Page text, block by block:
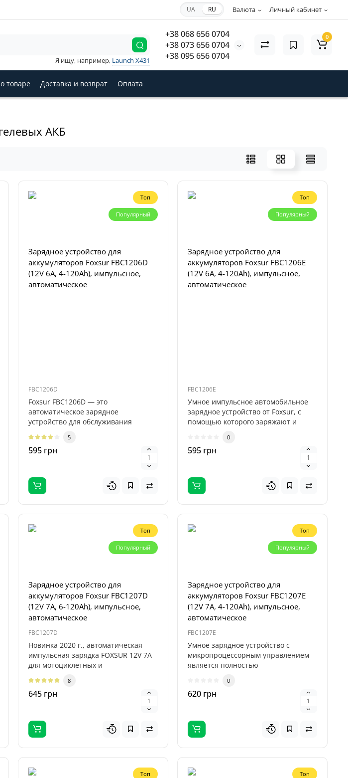
Личный кабинет
Валюта
UA RU
+38 068 656 0704
+38 073 656 0704
+38 095 656 0704
Я ищу, например, Launch X431
0
товаре Доставка и возврат Оплата
АКБ
Топ
Популярный
Зарядное устройство для
аккумуляторов Foxsur FBC1206D
(12V 6A, 4-120Ah), импульсное,
автоматическое
FBC1206D
Foxsur FBC1206D — это
автоматическое зарядное
устройство для обслуживания
5
595 грн
Топ
Популярный
Зарядное устройство для
аккумуляторов Foxsur FBC1206E
(12V 6A, 4-120Ah), импульсное,
автоматическое
FBC1206E
Умное импульсное автомобильное
зарядное устройство от Foxsur, с
помощью которого заряжают и
0
595 грн
Топ
Популярный
Зарядное устройство для
аккумуляторов Foxsur FBC1207D
(12V 7A, 6-120Ah), импульсное,
автоматическое
FBC1207D
Новинка 2020 г., автоматическая
импульсная зарядка FOXSUR 12V 7A
для мотоциклетных и
8
645 грн
Топ
Популярный
Зарядное устройство для
аккумуляторов Foxsur FBC1207E
(12V 7A, 4-120Ah), импульсное,
автоматическое
FBC1207E
Умное зарядное устройство с
микропроцессорным управлением
является полностью
0
620 грн
Топ Топ